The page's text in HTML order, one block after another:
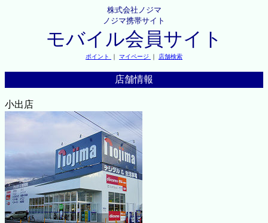
株式会社ノジマ
ノジマ携帯サイト
モバイル会員サイト
ポイント ｜ マイページ ｜ 店舗検索
店舗情報
小出店